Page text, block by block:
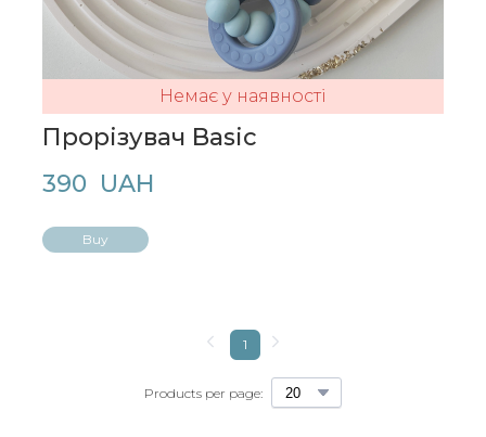
Немає у наявності
Прорізувач Basic
390  UAH
Buy
Products per page:
1